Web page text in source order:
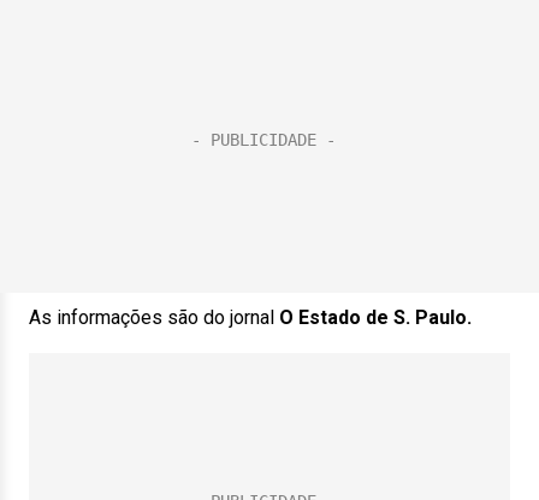
As informações são do jornal O Estado de S. Paulo.